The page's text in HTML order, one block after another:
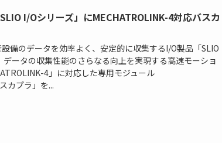
I/Oシリーズ」にMECHATROLINK-4対応バスカ
備のデータを効率よく、安定的に収集するI/O製品「SLIO
データの収集性能のさらなる向上を実現する高速モーショ
4」に対応した専用モジュール
カプラ」を...